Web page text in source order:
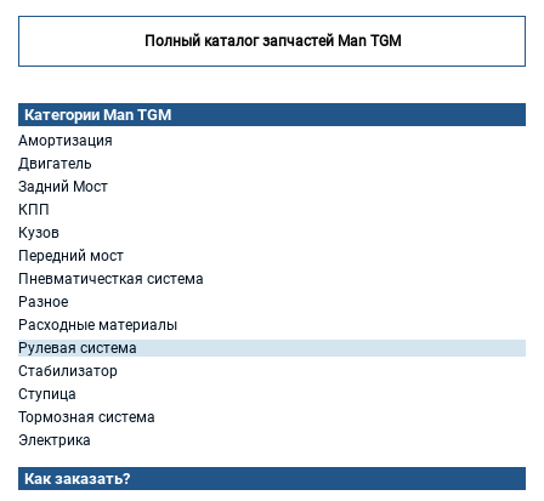
Категории Man TGM
Амортизация
Двигатель
Задний Мост
КПП
Кузов
Передний мост
Пневматичесткая система
Разное
Расходные материалы
Рулевая система
Стабилизатор
Ступица
Тормозная система
Электрика
Полный каталог запчастей Man TGM
Как заказать?